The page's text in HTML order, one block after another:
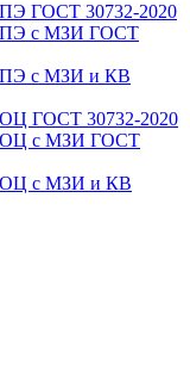
ГОСТ 30732-2020
ПЭ с МЗИ ГОСТ
ПЭ с МЗИ и КВ
ОЦ ГОСТ 30732-2020
ОЦ с МЗИ ГОСТ
ОЦ с МЗИ и КВ